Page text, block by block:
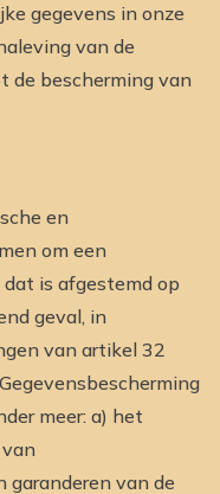
gegevens in onze
van de
bescherming van
en
om een
is afgestemd op
geval, in
van artikel 32
meer: a) het
garanderen van de